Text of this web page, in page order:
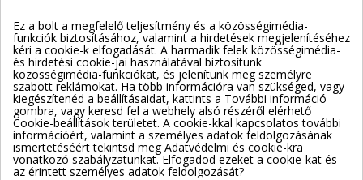
Krause Stabilo Gurítható Két Oldalon Járható Létra 2X6
Fokos
Cikkszám: 124845
Elérhetőség: Beszállítói raktáron
Munkamagasság2,95 m
Állómagasság0,95 m
Garancia 10 év
143 930 Ft 179 905 Ft
Ez a bolt a megfelelő teljesítmény és a közösségimédia-
funkciók biztosításához, valamint a hirdetések megjelenítéséhez
kéri a cookie-k elfogadását. A harmadik felek közösségimédia-
és hirdetési cookie-jai használatával biztosítunk
közösségimédia-funkciókat, és jelenítünk meg személyre
szabott reklámokat. Ha több információra van szükséged, vagy
kiegészítenéd a beállításaidat, kattints a További információ
gombra, vagy keresd fel a webhely alsó részéről elérhető
Cookie-beállítások területet. A cookie-kkal kapcsolatos további
információért, valamint a személyes adatok feldolgozásának
ismertetéséért tekintsd meg Adatvédelmi és cookie-kra
vonatkozó szabályzatunkat. Elfogadod ezeket a cookie-kat és
az érintett személyes adatok feldolgozását?